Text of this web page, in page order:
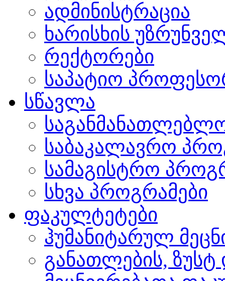
ადმინისტრაცია
ხარისხის
რექტორები
საპატიო
სწავლა
საბაკალავრო
სამაგისტრო
სხვა პროგრამები
ფაკულტეტები
ჰუმანიტარულ
განათლების, ზუსტ